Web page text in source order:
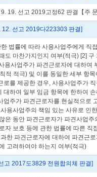
19. 선고 2019고정62 판결【주
12. 선고 2019다223303 판결]
법률에 따라 사용사업주에게
도 마찬가지인지 여부(적극) [2]
용사업주가 파견근로자에 대하
적 적극) 및 이를 동일한 세부 항
로를 제공한 경우, 사용사업주가
대하여 일부 임금 항목에 한하여
업주가 파견근로자를 현실적으로
용사업주의 책임 있는 사유로 인
은 동안 파견근로자가 파견사업
자 보호 등에 관한 법률에 따른
한 파견근로자에 대하여 파견근
고려하여야 하는지 여부(적극)
고 2017도3829 전원합의체 판결]